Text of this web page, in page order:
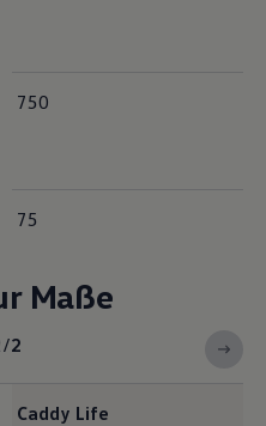
750
75
Maße
/2
Caddy Life